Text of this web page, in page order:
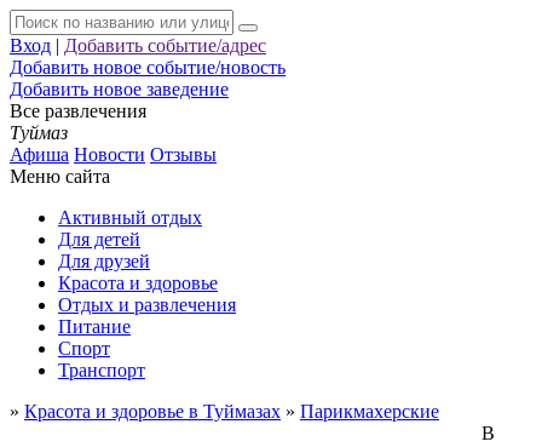
Вход | Добавить событие/адрес
Добавить новое событие/новость
Добавить новое заведение
Все развлечения
Туймаз
Афиша Новости Отзывы
Меню сайта
Активный отдых
Для детей
Для друзей
Красота и здоровье
Отдых и развлечения
Питание
Спорт
Транспорт
» Красота и здоровье в Туймазах » Парикмахерские
В